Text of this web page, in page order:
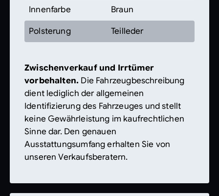
Innenfarbe Braun
Polsterung Teilleder
Zwischenverkauf und Irrtümer
vorbehalten. Die Fahrzeugbeschreibung
dient lediglich der allgemeinen
Identifizierung des Fahrzeuges und stellt
keine Gewährleistung im kaufrechtlichen
Sinne dar. Den genauen
Ausstattungsumfang erhalten Sie von
unseren Verkaufsberatern.